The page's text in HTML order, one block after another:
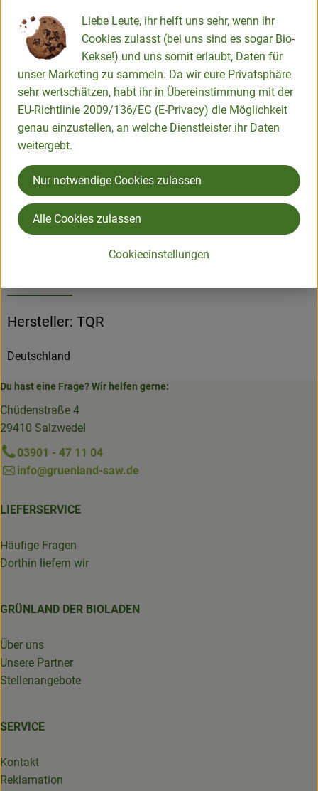
oder Familie.
Hier in der kleineren Variante mit handgestempeltem Muster
und Pünktchendekor
- Mikrowellen- und spülmaschinengeeignet
- Backofenfest
Maße: Ø 22 x 4 cm
Material: Steinzeug
Produktinformationen
Hersteller: TQR
Deutschland
Du hast eine Frage? Wir helfen gerne:
Chüdenstraße 4
29410 Salzwedel
03901 - 47 11 04
info@gruenland-saw.de
LIEFERSERVICE
Häufige Fragen
Dorthin liefern wir
GRÜNLAND DER BIOLADEN
Über uns
Unsere Partner
Stellenangebote
SERVICE
Kontakt
Reklamation
Liebe Leute, ihr helft uns sehr, wenn ihr
Cookies zulasst (bei uns sind es sogar Bio-
Kekse!) und uns somit erlaubt, Daten für
unser Marketing zu sammeln. Da wir eure Privatsphäre
sehr wertschätzen, habt ihr in Übereinstimmung mit der
EU-Richtlinie 2009/136/EG (E-Privacy) die Möglichkeit
genau einzustellen, an welche Dienstleister ihr Daten
weitergebt.
Cookieeinstellungen
Nur notwendige Cookies zulassen
Alle Cookies zulassen